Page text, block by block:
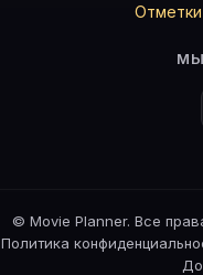
© Movie Planner. Все
Политика